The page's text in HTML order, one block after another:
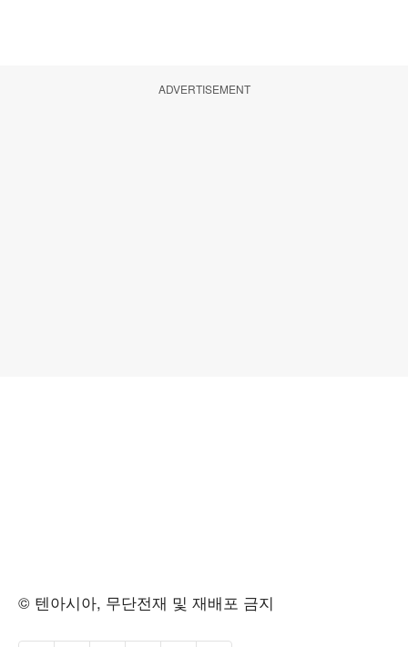
ADVERTISEMENT
© 텐아시아, 무단전재 및 재배포 금지